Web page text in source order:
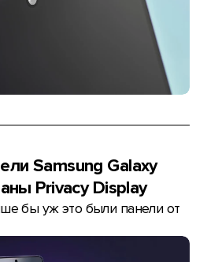
Samsung Galaxy
Privacy Display
бы уж это были панели от